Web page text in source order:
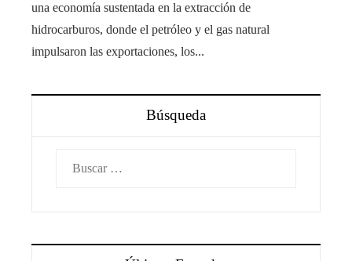
una economía sustentada en la extracción de
hidrocarburos, donde el petróleo y el gas natural
impulsaron las exportaciones, los...
Búsqueda